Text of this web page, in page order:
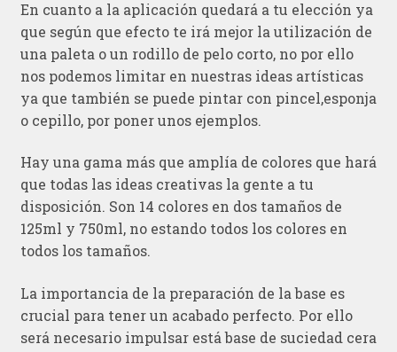
En cuanto a la aplicación quedará a tu elección ya
que según que efecto te irá mejor la utilización de
una paleta o un rodillo de pelo corto, no por ello
nos podemos limitar en nuestras ideas artísticas
ya que también se puede pintar con pincel,esponja
o cepillo, por poner unos ejemplos.
Hay una gama más que amplía de colores que hará
que todas las ideas creativas la gente a tu
disposición. Son 14 colores en dos tamaños de
125ml y 750ml, no estando todos los colores en
todos los tamaños.
La importancia de la preparación de la base es
crucial para tener un acabado perfecto. Por ello
será necesario impulsar está base de suciedad cera